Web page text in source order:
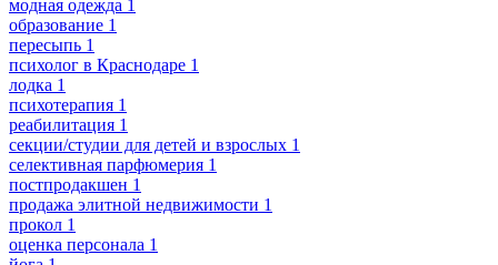
модная одежда 1
образование 1
пересыпь 1
психолог в Краснодаре 1
лодка 1
психотерапия 1
реабилитация 1
секции/студии для детей и взрослых 1
селективная парфюмерия 1
постпродакшен 1
продажа элитной недвижимости 1
прокол 1
оценка персонала 1